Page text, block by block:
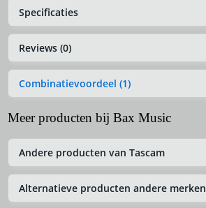
Specificaties
Reviews (0)
Combinatievoordeel (1)
Meer producten bij Bax Music
Andere producten van Tascam
Alternatieve producten andere merken